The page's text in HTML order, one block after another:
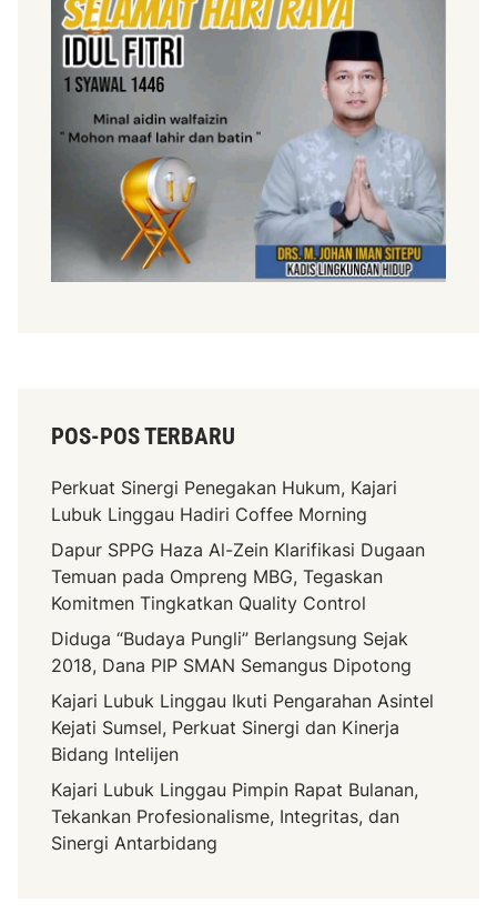
POS-POS TERBARU
Perkuat Sinergi Penegakan Hukum, Kajari
Lubuk Linggau Hadiri Coffee Morning
Dapur SPPG Haza Al-Zein Klarifikasi Dugaan
Temuan pada Ompreng MBG, Tegaskan
Komitmen Tingkatkan Quality Control
Diduga “Budaya Pungli” Berlangsung Sejak
2018, Dana PIP SMAN Semangus Dipotong
Kajari Lubuk Linggau Ikuti Pengarahan Asintel
Kejati Sumsel, Perkuat Sinergi dan Kinerja
Bidang Intelijen
Kajari Lubuk Linggau Pimpin Rapat Bulanan,
Tekankan Profesionalisme, Integritas, dan
Sinergi Antarbidang